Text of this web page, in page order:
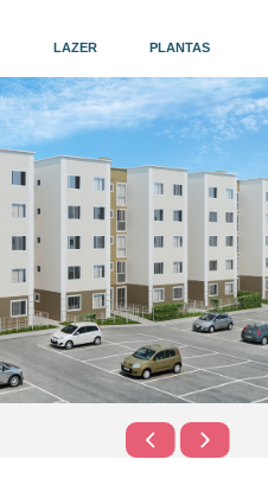
LAZER PLANTAS